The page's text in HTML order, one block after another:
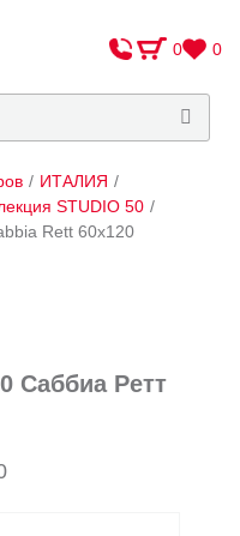
0 0
/ ИТАЛИЯ /
STUDIO 50 /
Rett 60х120
Саббиа Ретт